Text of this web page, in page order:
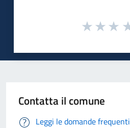
Contatta il comune
Leggi le domande frequenti